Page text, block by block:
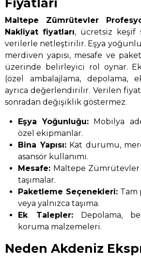
Fiyatları
Maltepe Zümrütevler
Nakliyat fiyatları, ücretsiz keşif
verilerle netleştirilir. Eşya
merdiven yapısı, mesafe ve
üzerinde belirleyici rol oynar.
(özel ambalajlama, depolama,
ayrıca değerlendirilir. Verilen
sonradan değişiklik göstermez.
Eşya Yoğunluğu: Mobilya
özel ekipmanlar.
Bina Yapısı:Kat durumu,
asansör kullanımı.
Mesafe: Maltepe Zümrütevler
taşımalar.
Paketleme Seçenekleri:Tam
veya yalnızca taşıma.
Ek Talepler:Depolama,
koruma malzemeleri.
Neden Akdeniz